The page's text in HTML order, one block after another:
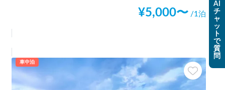
¥5,000〜 /1泊
車中泊
AI
チ
ャ
ッ
ト
で
質
問